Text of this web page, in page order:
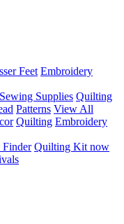
Feet Embroidery
Sewing Supplies Quilting
Patterns View All
Quilting Embroidery
Finder Quilting Kit now